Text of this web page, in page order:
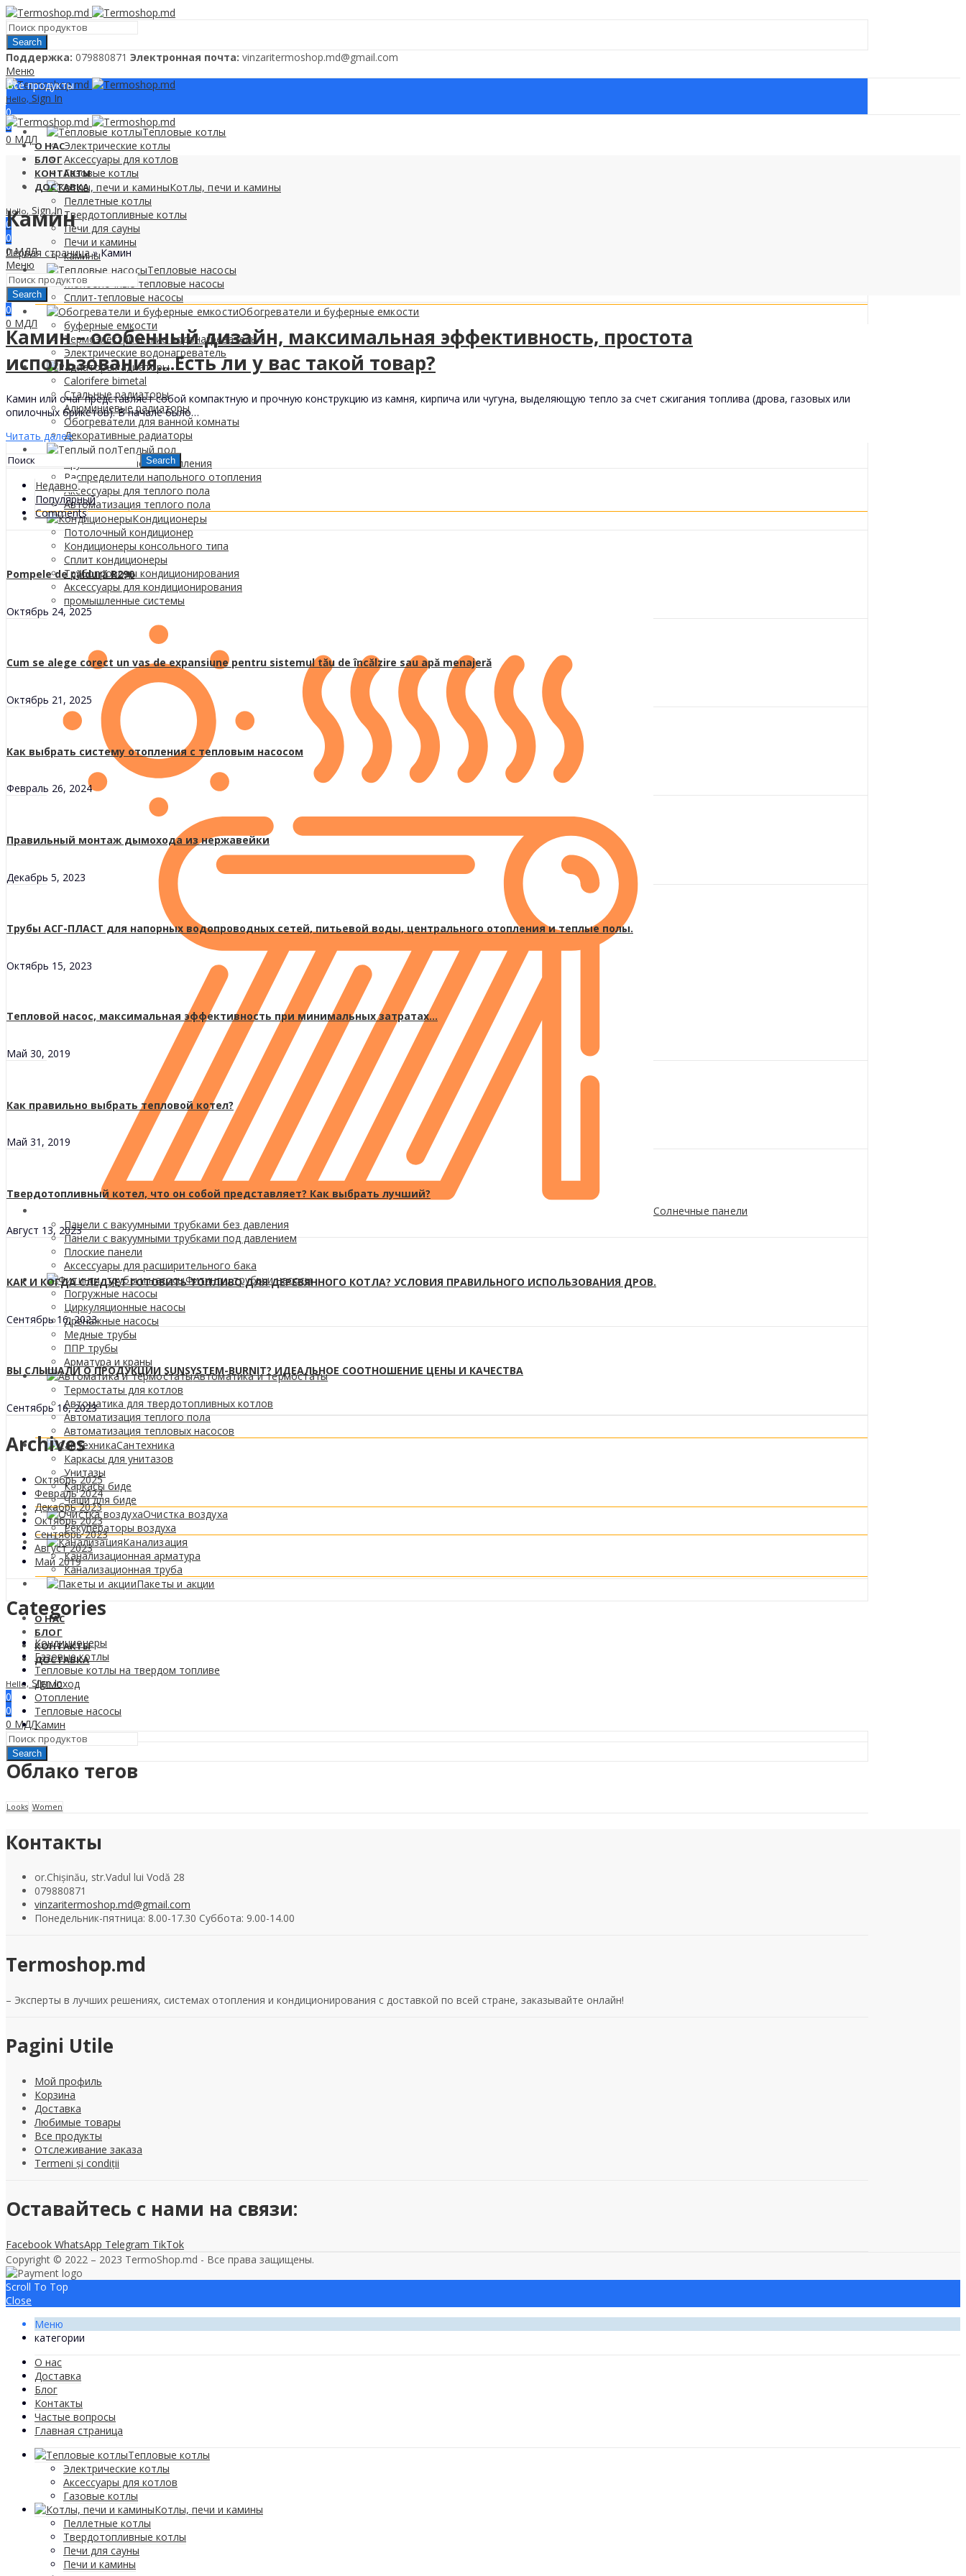
Search
Поддержкa: 079880871 Электронная почта: vinzaritermoshop.md@gmail.com
Меню
Hello, Sign In
0
0
0 МДЛ
Все продукты
Тепловые котлы
Электрические котлы
Аксессуары для котлов
Газовые котлы
Котлы, печи и камины
Пеллетные котлы
Твердотопливные котлы
Печи для сауны
Печи и камины
камины
Тепловые насосы
Моноблочные тепловые насосы
Сплит-тепловые насосы
Обогреватели и буферные емкости
буферные емкости
Термоэлектрические водонагреватель
Электрические водонагреватель
Радиаторы
Calorifere bimetal
Стальные радиаторы
Алюминиевые радиаторы
Обогреватели для ванной комнаты
Декоративные радиаторы
Tеплый пол
Трубы напольного отопления
Распределители напольного отопления
Аксессуары для теплого пола
Автоматизация теплого пола
Кондиционеры
Потолочный кондиционер
Кондиционеры консольного типа
Сплит кондиционеры
Трубопроводы кондиционирования
Аксессуары для кондиционирования
промышленные системы
Солнечные панели
Панели с вакуумными трубками без давления
Панели с вакуумными трубками под давлением
Плоские панели
Аксессуары для расширительного бака
Фитинги, трубы и насосы
Погружные насосы
Циркуляционные насосы
Дренажные насосы
Медные трубы
ППР трубы
Арматура и краны
Автоматика и термостаты
Термостаты для котлов
Автоматика для твердотопливных котлов
Автоматизация теплого пола
Автоматизация тепловых насосов
Сантехника
Каркасы для унитазов
Унитазы
Каркасы биде
Чаши для биде
Очистка воздуха
Рекуператоры воздуха
Канализация
Канализационная арматура
Канализационная труба
Пакеты и акции
О НАС
БЛОГ
КОНТАКТЫ
ДОСТАВКА
Hello, Sign In
0
0
0 МДЛ
Search
О НАС
БЛОГ
КОНТАКТЫ
ДОСТАВКА
Hello, Sign In
0
0
0МДЛ
Меню
Search
0
0 МДЛ
Камин
Первая страница»Камин
Камин – особенный дизайн, максимальная эффективность, простота
использования....Есть ли у вас такой товар?
Камин или очаг представляет собой компактную и прочную конструкцию из камня, кирпича или чугуна, выделяющую тепло за счет сжигания топлива (дрова, газовых или
опилочных брикетов). В начале было…
Читать далее
Search
Недавно
Популярный
Comments
Pompele de căldură R290
Октябрь 24, 2025
Cum se alege corect un vas de expansiune pentru sistemul tău de încălzire sau apă menajeră
Октябрь 21, 2025
Как выбрать систему отопления с тепловым насосом
Февраль 26, 2024
Правильный монтаж дымохода из нержавейки
Декабрь 5, 2023
Трубы АСГ-ПЛАСТ для напорных водопроводных сетей, питьевой воды, центрального отопления и теплые полы.
Октябрь 15, 2023
Тепловой насос, максимальная эффективность при минимальных затратах...
Май 30, 2019
Как правильно выбрать тепловой котел?
Май 31, 2019
Твердотопливный котел, что он собой представляет? Как выбрать лучший?
Август 13, 2023
КАК И КОГДА СЛЕДУЕТ ГОТОВИТЬ ТОПЛИВО ДЛЯ ДЕРЕВЯННОГО КОТЛА? УСЛОВИЯ ПРАВИЛЬНОГО ИСПОЛЬЗОВАНИЯ ДРОВ.
Сентябрь 16, 2023
ВЫ СЛЫШАЛИ О ПРОДУКЦИИ SUNSYSTEM-BURNIT? ИДЕАЛЬНОЕ СООТНОШЕНИЕ ЦЕНЫ И КАЧЕСТВА
Сентябрь 16, 2023
Archives
Октябрь 2025
Февраль 2024
Декабрь 2023
Октябрь 2023
Сентябрь 2023
Август 2023
Май 2019
Categories
Кондиционеры
Газовые котлы
Тепловые котлы на твердом топливе
Дымоход
Отопление
Тепловые насосы
Камин
Облако тегов
Looks Women
Контакты
or.Chișinău, str.Vadul lui Vodă 28
079880871
vinzaritermoshop.md@gmail.com
Понедельник-пятница: 8.00-17.30 Суббота: 9.00-14.00
Termoshop.md
– Эксперты в лучших решениях, системах отопления и кондиционирования с доставкой по всей стране, заказывайте онлайн!
Pagini Utile
Мой профиль
Корзина
Доставка
Любимые товары
Все продукты
Отслеживание заказа
Termeni și condiții
Оставайтесь с нами на связи:
Facebook WhatsApp Telegram TikTok
Copyright © 2022 – 2023 TermoShop.md - Все права защищены.
Scroll To Top
Close
Меню
категории
О нас
Доставка
Блог
Контакты
Частые вопросы
Главная страница
Тепловые котлы
Электрические котлы
Аксессуары для котлов
Газовые котлы
Котлы, печи и камины
Пеллетные котлы
Твердотопливные котлы
Печи для сауны
Печи и камины